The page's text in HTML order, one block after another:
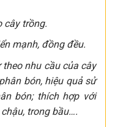
cây trồng.
mạnh, đồng đều.
nhu cầu của cây
bón, hiệu quả sử
bón; thích hợp với
trong bầu….